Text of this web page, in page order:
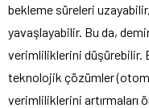
bekleme süreleri
yavaşlayabilir. Bu da,
verimliliklerini düşürebilir.
teknolojik çözümler
verimliliklerini artırmaları